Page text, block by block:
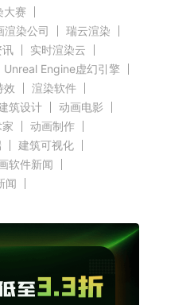
大赛
渲染公司
瑞云渲染
讯
实时渲染云
Unreal Engine虚幻引擎
效
渲染软件
筑设计
动画电影
动画制作
建筑可视化
软件新闻
闻
新闻
Renderbus新闻
新闻
3ds Max新闻
画
CG英雄会